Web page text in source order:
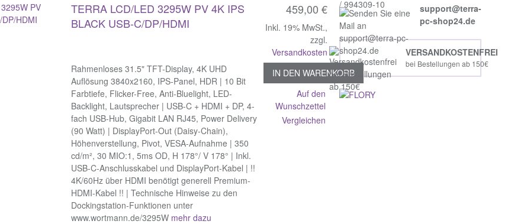
TERRA LCD/LED 3295W PV 4K IPS
BLACK USB-C/DP/HDMI
459,00 €
Inkl. 19% MwSt.,
zzgl.
Versandkosten
IN DEN WARENKORB
Auf den
Wunschzettel
Vergleichen
Rahmenloses 31.5" TFT-Display, 4K UHD
Auflösung 3840x2160, IPS-Panel, HDR | 10 Bit
Farbtiefe, Flicker-Free, Anti-Bluelight, LED-
Backlight, Lautsprecher | USB-C + HDMI + DP, 4-
fach USB-Hub, Gigabit LAN RJ45, Power Delivery
(90 Watt) | DisplayPort-Out (Daisy-Chain),
Höhenverstellung, Pivot, VESA-Aufnahme | 350
cd/m², 30 MIO:1, 5ms OD, H 178°/ V 178° | Inkl.
USB-C-Anschlusskabel und DisplayPort-Kabel | !!
4K/60Hz über HDMI benötigt generell Premium-
HDMI-Kabel !! | Technische Hinweise zu den
Dockingstation-Funktionen unter
www.wortmann.de/3295W mehr dazu
support@terra-
pc-shop24.de
VERSANDKOSTENFREI
bei Bestellungen ab 150€